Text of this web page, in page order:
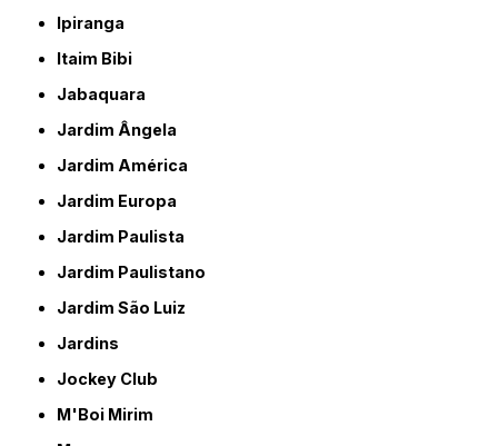
Ipiranga
Itaim Bibi
Jabaquara
Jardim Ângela
Jardim América
Jardim Europa
Jardim Paulista
Jardim Paulistano
Jardim São Luiz
Jardins
Jockey Club
M'Boi Mirim